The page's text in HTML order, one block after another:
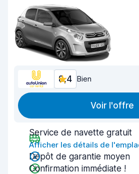
8,4 Bien
Voir l'offre
Service de navette gratuit
Afficher les détails de
Dépôt de garantie moyen
Confirmation immédiate !